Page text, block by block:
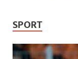
SPORT